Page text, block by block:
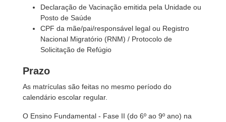
Declaração de Vacinação emitida pela Unidade ou
Posto de Saúde
CPF da mãe/pai/responsável legal ou Registro
Nacional Migratório (RNM) / Protocolo de
Solicitação de Refúgio
Prazo
As matrículas são feitas no mesmo período do
calendário escolar regular.
O Ensino Fundamental - Fase II (do 6º ao 9º ano) na